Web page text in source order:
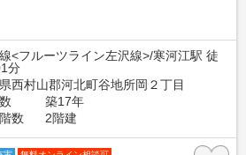
<フルーツライン左沢線>/寒河江駅 徒
分
西村山郡河北町谷地所岡２丁目
築17年
数
2階建